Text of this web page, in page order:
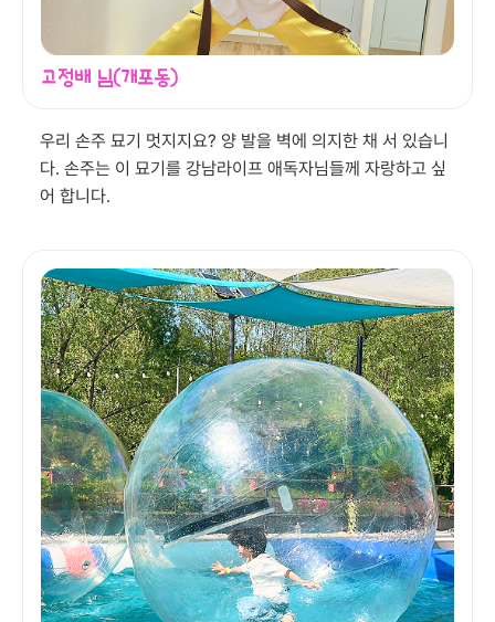
고정배 님(개포동)
우리 손주 묘기 멋지지요? 양 발을 벽에 의지한 채 서 있습니
다. 손주는 이 묘기를 강남라이프 애독자님들께 자랑하고 싶
어 합니다.